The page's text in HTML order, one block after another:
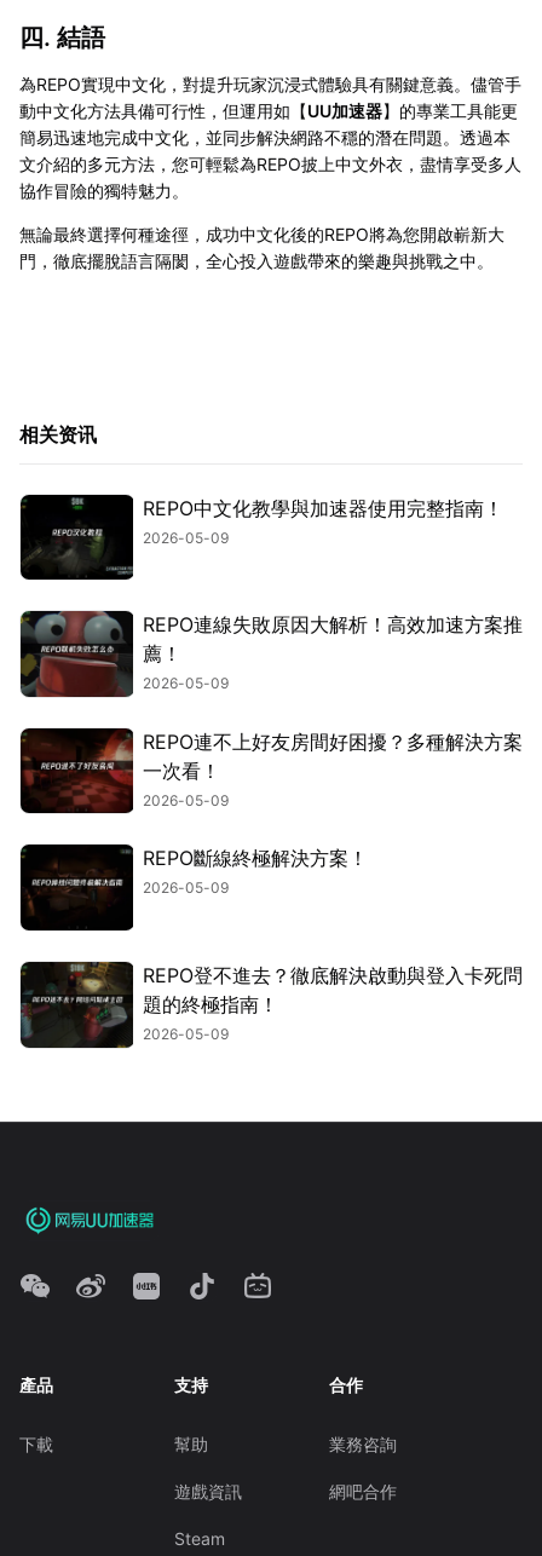
四. 結語
為REPO實現中文化，對提升玩家沉浸式體驗具有關鍵意義。儘管手
動中文化方法具備可行性，但運用如【UU加速器】的專業工具能更
簡易迅速地完成中文化，並同步解決網路不穩的潛在問題。透過本
文介紹的多元方法，您可輕鬆為REPO披上中文外衣，盡情享受多人
協作冒險的獨特魅力。
無論最終選擇何種途徑，成功中文化後的REPO將為您開啟嶄新大
門，徹底擺脫語言隔閡，全心投入遊戲帶來的樂趣與挑戰之中。
相关资讯
REPO中文化教學與加速器使用完整指南！
2026-05-09
REPO連線失敗原因大解析！高效加速方案推
薦！
2026-05-09
REPO連不上好友房間好困擾？多種解決方案
一次看！
2026-05-09
REPO斷線終極解決方案！
2026-05-09
REPO登不進去？徹底解決啟動與登入卡死問
題的終極指南！
2026-05-09
產品
下載
支持
幫助
遊戲資訊
Steam
合作
業務咨詢
網吧合作